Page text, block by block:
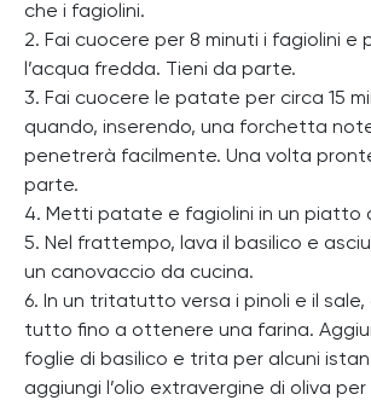
che i fagiolini.
2. Fai cuocere per 8 minuti i fagiolini e
l’acqua fredda. Tieni da parte.
3. Fai cuocere le patate per circa 15
quando, inserendo, una forchetta
penetrerà facilmente. Una volta
parte.
4. Metti patate e fagiolini in un piatto
5. Nel frattempo, lava il basilico e
un canovaccio da cucina.
6. In un tritatutto versa i pinoli e il sale,
tutto fino a ottenere una farina.
foglie di basilico e trita per alcuni
aggiungi l’olio extravergine di oliva